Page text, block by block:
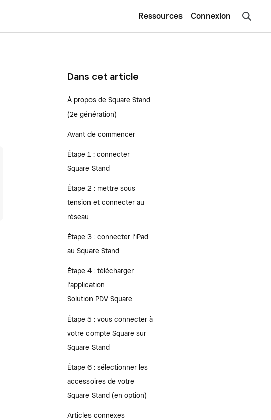
Ressources Connexion
Dans cet article
À propos de Square Stand
(2e génération)
Avant de commencer
Étape 1 : connecter
Square Stand
Étape 2 : mettre sous
tension et connecter au
réseau
Étape 3 : connecter l’iPad
au Square Stand
Étape 4 : télécharger
l’application
Solution PDV Square
Étape 5 : vous connecter à
votre compte Square sur
Square Stand
Étape 6 : sélectionner les
accessoires de votre
Square Stand (en option)
Articles connexes